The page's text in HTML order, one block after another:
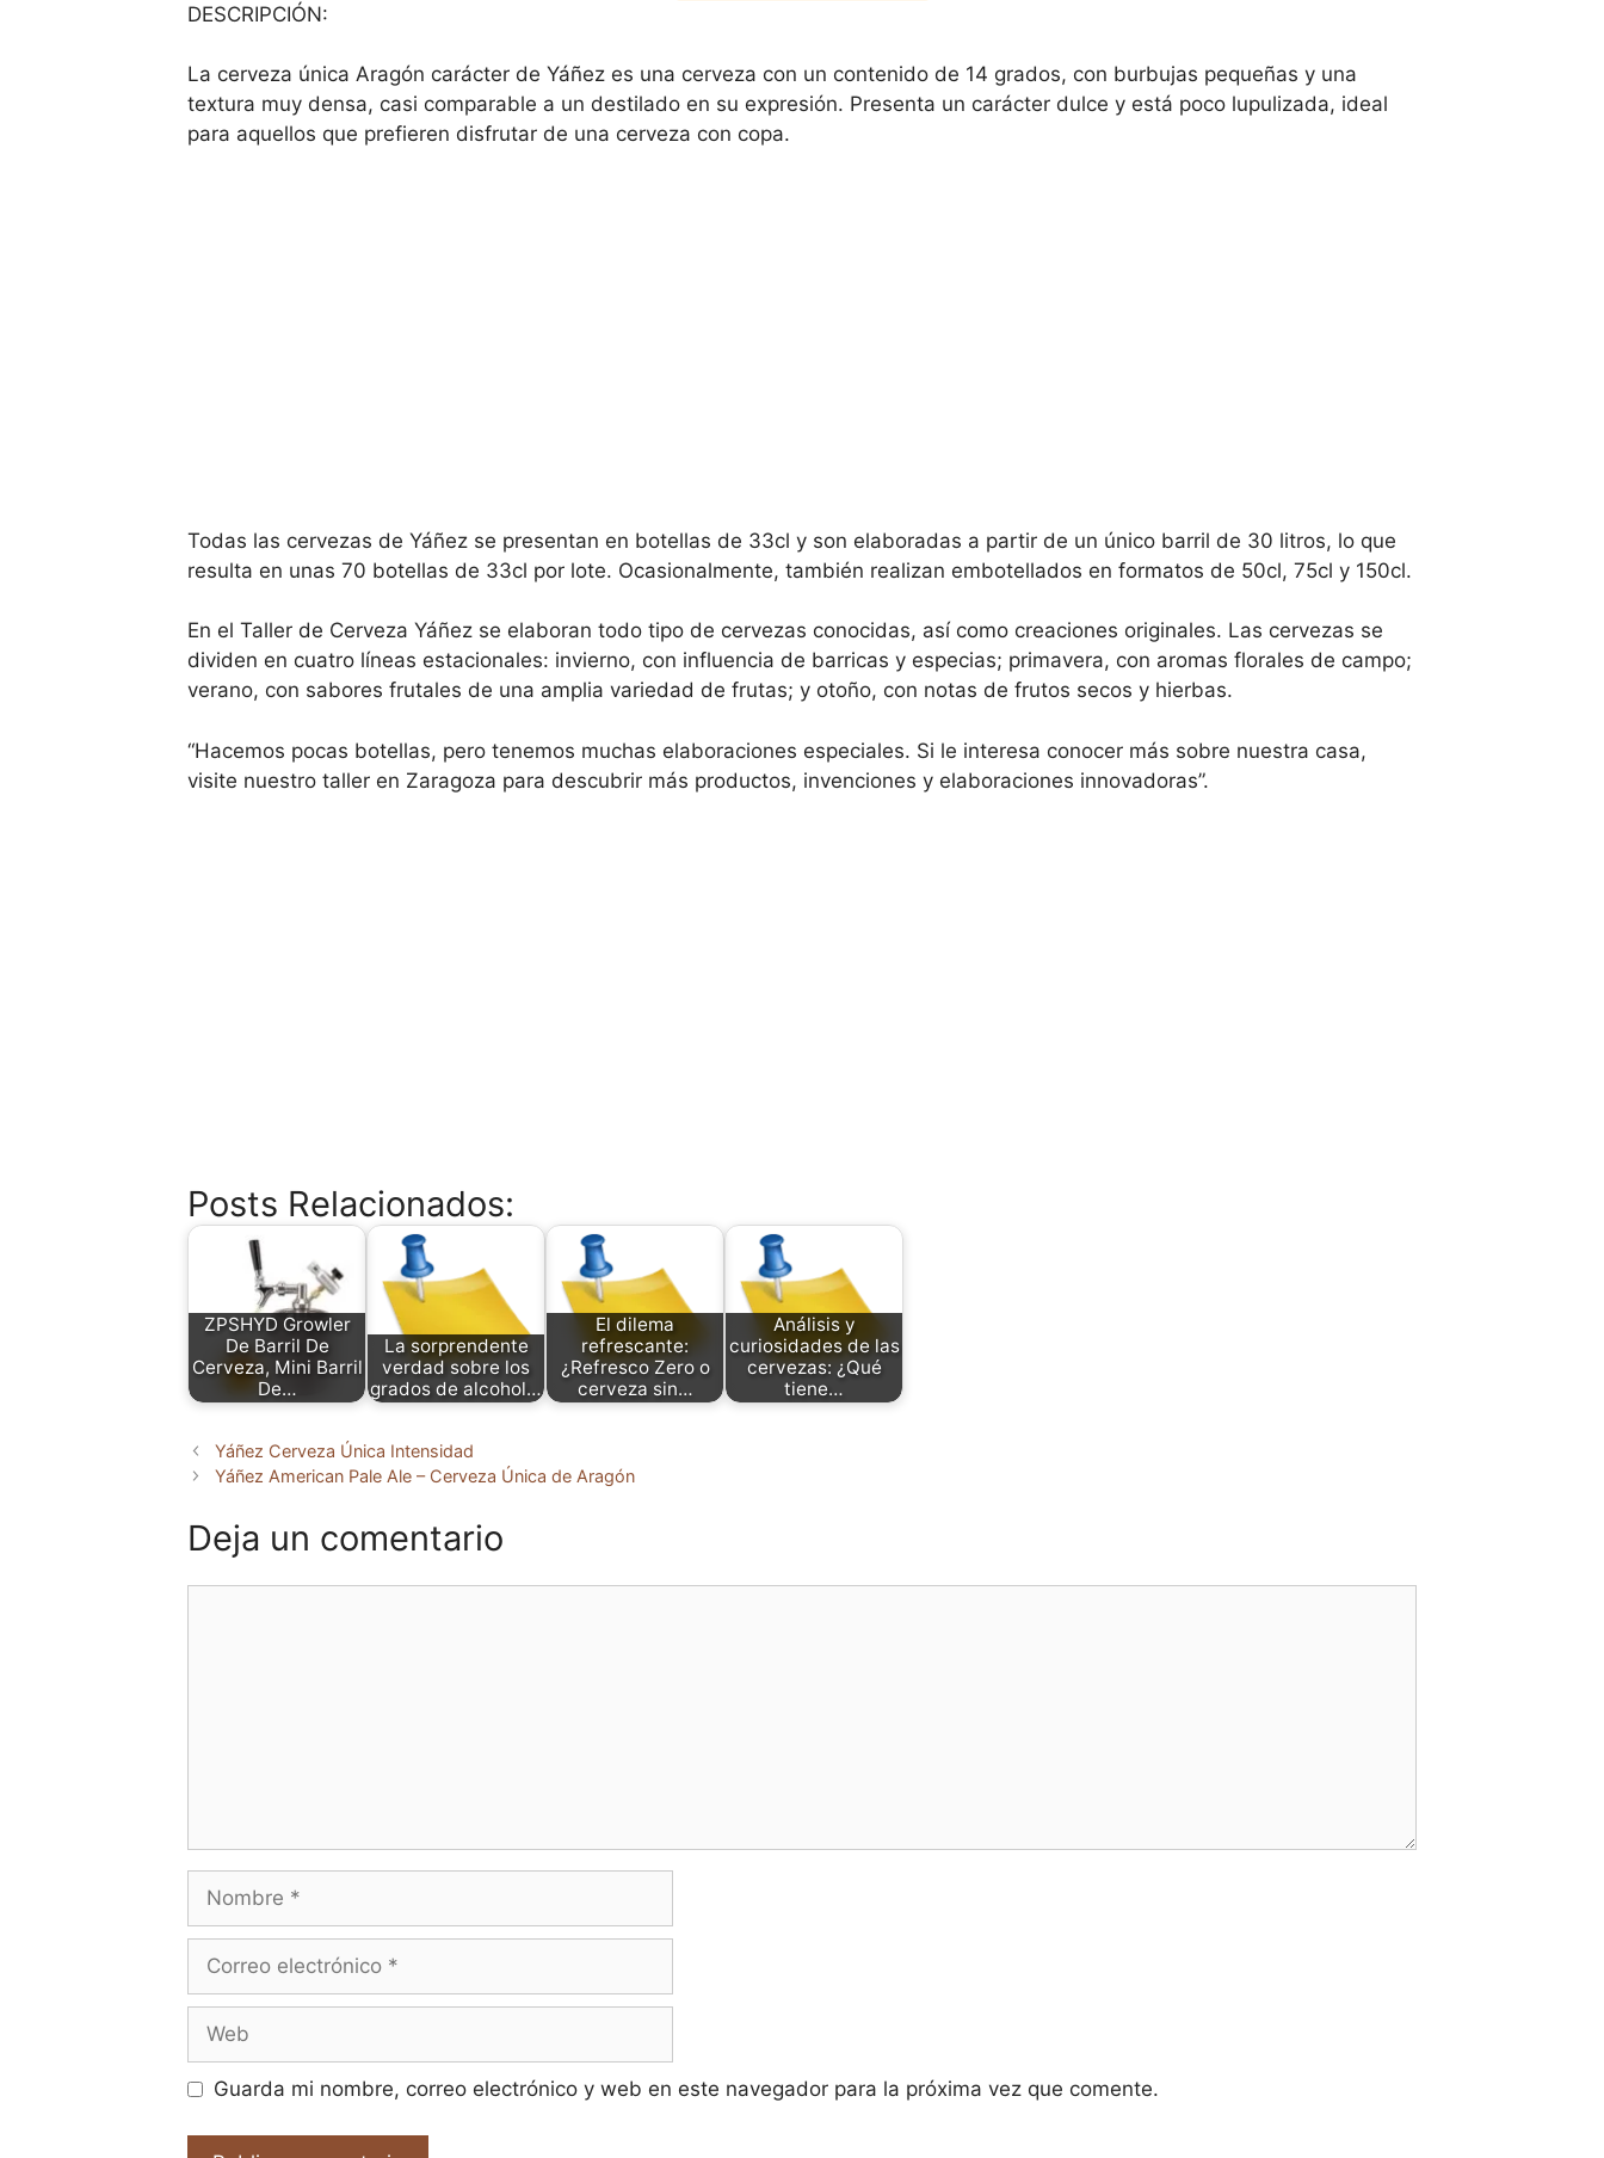
DESCRIPCIÓN:
La cerveza única Aragón carácter de Yáñez es una cerveza con un contenido de 14 grados, con burbujas pequeñas y una
textura muy densa, casi comparable a un destilado en su expresión. Presenta un carácter dulce y está poco lupulizada, ideal
para aquellos que prefieren disfrutar de una cerveza con copa.
Todas las cervezas de Yáñez se presentan en botellas de 33cl y son elaboradas a partir de un único barril de 30 litros, lo que
resulta en unas 70 botellas de 33cl por lote. Ocasionalmente, también realizan embotellados en formatos de 50cl, 75cl y 150cl.
En el Taller de Cerveza Yáñez se elaboran todo tipo de cervezas conocidas, así como creaciones originales. Las cervezas se
dividen en cuatro líneas estacionales: invierno, con influencia de barricas y especias; primavera, con aromas florales de campo;
verano, con sabores frutales de una amplia variedad de frutas; y otoño, con notas de frutos secos y hierbas.
“Hacemos pocas botellas, pero tenemos muchas elaboraciones especiales. Si le interesa conocer más sobre nuestra casa,
visite nuestro taller en Zaragoza para descubrir más productos, invenciones y elaboraciones innovadoras”.
Posts Relacionados:
ZPSHYD Growler
De Barril De
Cerveza, Mini Barril
De…
La sorprendente
verdad sobre los
grados de alcohol…
El dilema
refrescante:
¿Refresco Zero o
cerveza sin…
Análisis y
curiosidades de las
cervezas: ¿Qué
tiene…
Yáñez Cerveza Única Intensidad
Yáñez American Pale Ale – Cerveza Única de Aragón
Deja un comentario
Nombre
Correo
Web
Guarda mi nombre, correo electrónico y web en este navegador para la próxima vez que comente.